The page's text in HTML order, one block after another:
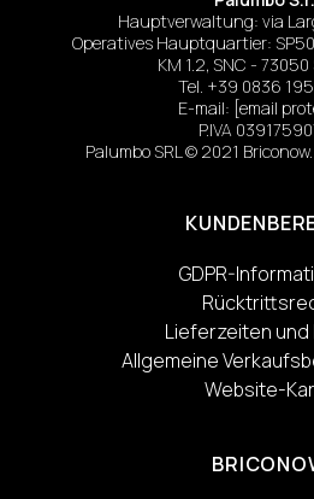
Hauptverwaltung: via
Operatives Hauptquartier:
KM 1.2, SNC - 73050
Tel. +39 0836
E-mail: [email
P.IVA
Palumbo SRL © 2021
GDPR-
Lieferzeiten und
Allgemeine
Website-